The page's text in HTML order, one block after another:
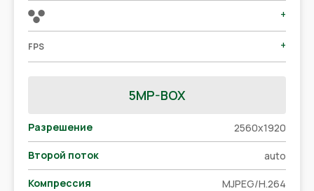
+
FPS +
5MP-BOX
Разрешение 2560x1920
Второй поток auto
Компрессия MJPEG/H.264